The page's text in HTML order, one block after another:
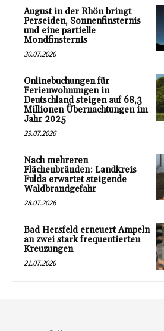
August in der Rhön bringt
Perseiden, Sonnenfinsternis
und eine partielle
Mondfinsternis
30.07.2026
Onlinebuchungen für
Ferienwohnungen in
Deutschland steigen auf 68,3
Millionen Übernachtungen im
Jahr 2025
29.07.2026
Nach mehreren
Flächenbränden: Landkreis
Fulda erwartet steigende
Waldbrandgefahr
28.07.2026
Bad Hersfeld erneuert Ampeln
an zwei stark frequentierten
Kreuzungen
21.07.2026